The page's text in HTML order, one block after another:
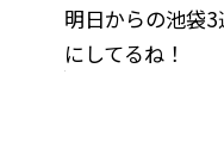
明日からの池袋
にしてるね！